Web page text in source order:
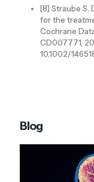
[8] Straube S,
for the
Cochrane
CD007771,
10.1002/
Blog